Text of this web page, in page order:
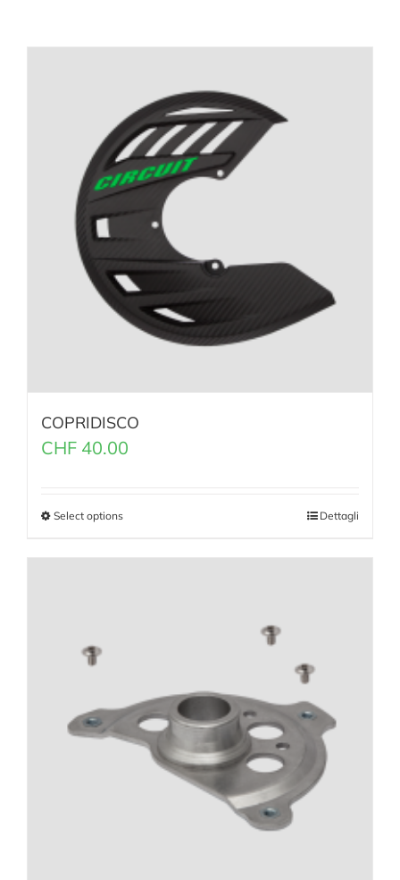
COPRIDISCO
CHF 40.00
Select options Dettagli